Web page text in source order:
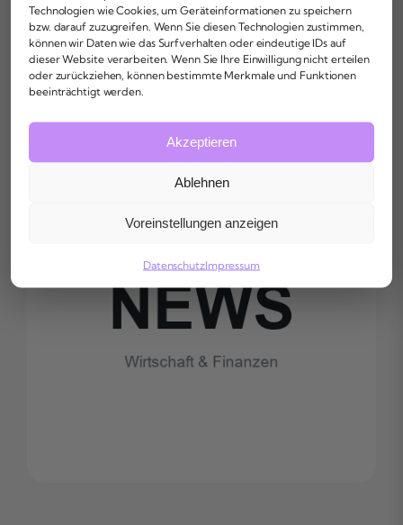
Technologien wie Cookies, um Geräteinformationen zu speichern
bzw. darauf zuzugreifen. Wenn Sie diesen Technologien zustimmen,
können wir Daten wie das Surfverhalten oder eindeutige IDs auf
dieser Website verarbeiten. Wenn Sie Ihre Einwilligung nicht erteilen
oder zurückziehen, können bestimmte Merkmale und Funktionen
beeinträchtigt werden.
Akzeptieren
Ablehnen
Voreinstellungen anzeigen
DatenschutzImpressum
Aktuelle News auf Finalarm
Bleib bei den aktuellen Wirtschafts- und
Finanznachrichten